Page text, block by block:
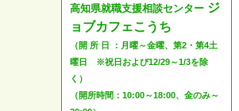
高知県就職支援相談センター ジ
ョブカフェこうち
（開 所 日 ：月曜～金曜、第2・第4土
曜日 ※祝日および12/29～1/3を除
く）
（開所時間：10:00～18:00、金のみ～